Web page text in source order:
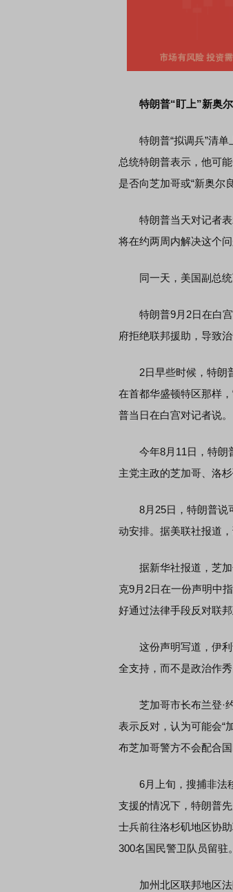
特朗普“盯上”新奥
特朗普“拟调兵”清单
总统特朗普表示，他可
是否向芝加哥或“新奥尔
特朗普当天对记者表
将在约两周内解决这个问
同一天，美国副总统
特朗普9月2日在白宫
府拒绝联邦援助，导致治
2日早些时候，特朗普
在首都华盛顿特区那样
普当日在白宫对记者说。
今年8月11日，特朗普
主党主政的芝加哥、洛
8月25日，特朗普说可
动安排。据美联社报道
据新华社报道，芝加
克9月2日在一份声明中
好通过法律手段反对联
这份声明写道，伊利
全支持，而不是政治作秀
芝加哥市长布兰登·约
表示反对，认为可能会“
布芝加哥警方不会配合
6月上旬，搜捕非法移
支援的情况下，特朗普
士兵前往洛杉矶地区协
300名国民警卫队员留驻。
加州北区联邦地区法
连线｜东方财富证券陈果：A股再平衡的
债券知